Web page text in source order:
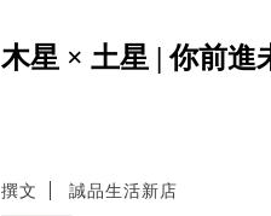
木星 × 土星 | 你前進
撰文 誠品生活新店